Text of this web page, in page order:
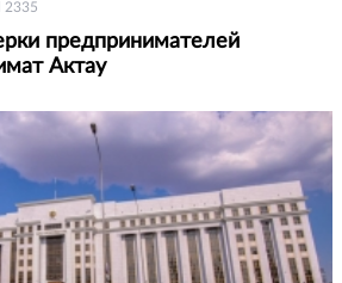
2335
предпринимателей
Актау